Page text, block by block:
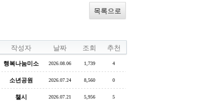
목록으로
작성자 날짜 조회 추천
행복나눔미소 2026.08.06 1,739 4
소년공원 2026.07.24 8,560 0
챌시 2026.07.21 5,956 5